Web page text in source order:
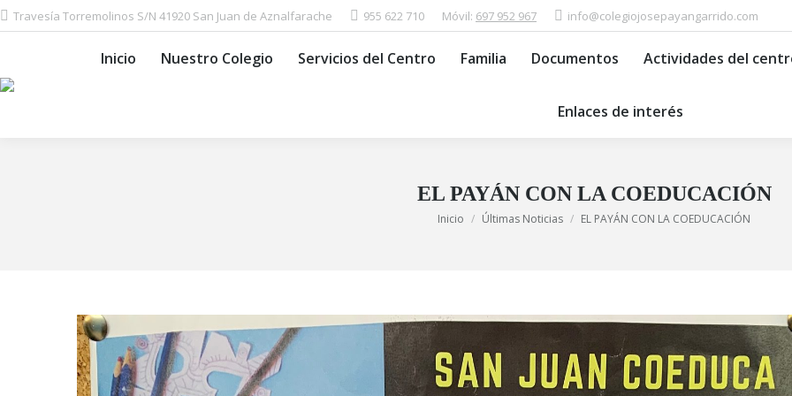
Travesía Torremolinos S/N 41920 San Juan de Aznalfarache 955 622 710 Móvil: 697 952 967 info@colegiojosepayangarrido.com
Inicio Nuestro Colegio Servicios del Centro Familia Documentos Actividades del
Enlaces de interés
EL PAYÁN CON LA COEDUCACIÓN
Estás aquí:
Inicio Últimas Noticias EL PAYÁN CON LA COEDUCACIÓN
Inicio Nuestro Colegio Servicios del Centro Familia Documentos Actividades